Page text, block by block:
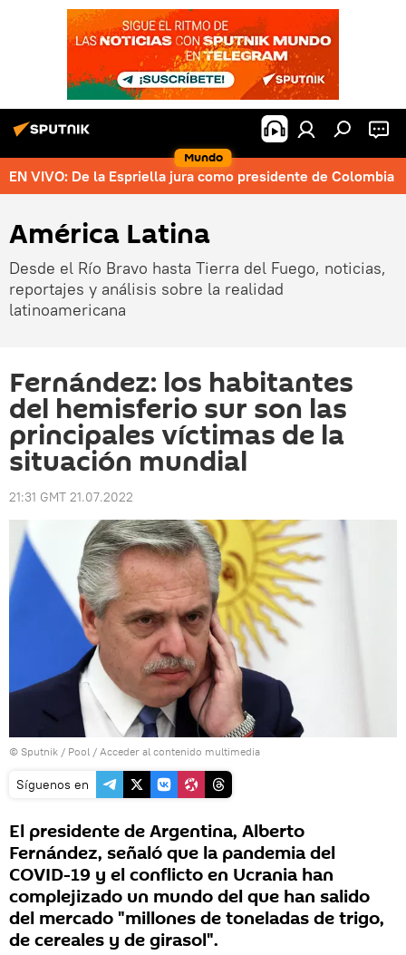
Mundo
EN VIVO: De la Espriella jura como presidente de Colombia
América Latina
Desde el Río Bravo hasta Tierra del Fuego, noticias,
reportajes y análisis sobre la realidad
latinoamericana
Fernández: los habitantes
del hemisferio sur son las
principales víctimas de la
situación mundial
21:31 GMT 21.07.2022
© Sputnik / Pool / Acceder al contenido multimedia
Síguenos en
El presidente de Argentina, Alberto
Fernández, señaló que la pandemia del
COVID-19 y el conflicto en Ucrania han
complejizado un mundo del que han salido
del mercado "millones de toneladas de trigo,
de cereales y de girasol".